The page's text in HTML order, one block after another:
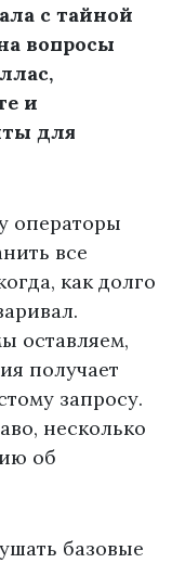
с тайной
вопросы
и
для
операторы
все
как долго
оставляем,
получает
запросу.
несколько
об
базовые